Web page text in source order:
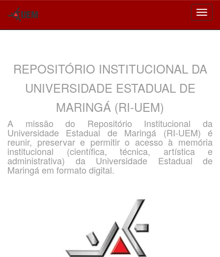
REPOSITÓRIO INSTITUCIONAL DA
UNIVERSIDADE ESTADUAL DE
MARINGÁ (RI-UEM)
A missão do Repositório Institucional da
Universidade Estadual de Maringá (RI-UEM) é
reunir, preservar e permitir o acesso à memória
institucional (científica, técnica, artística e
administrativa) da Universidade Estadual de
Maringá em formato digital.